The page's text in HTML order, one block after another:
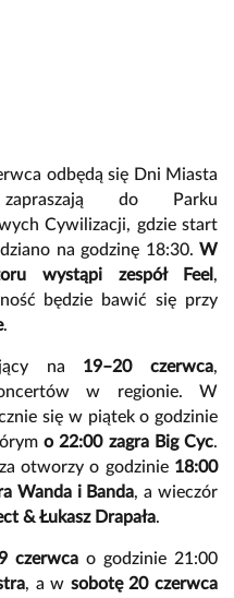
odbędą się Dni Miasta
do Parku
Cywilizacji, gdzie start
na godzinę 18:30. W
wystąpi zespół Feel ,
będzie bawić się przy
.
na 19–20 czerwca,
w regionie. W
się w piątek o godzinie
o 22:00 zagra Big Cyc.
otworzy o godzinie 18:00
Wanda i Banda, a wieczór
& Łukasz Drapała.
czerwcao godzinie 21:00
, a w sobotę 20 czerwca